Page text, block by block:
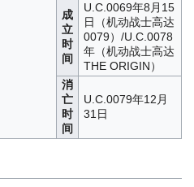
成
立
时
间
U.C.0069年8月15
日（机动战士高达
0079）/U.C.0078
年（机动战士高达
THE ORIGIN）
消
亡
时
间
U.C.0079年12月
31日